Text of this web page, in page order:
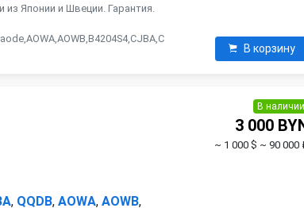
Японии и Швеции. Гарантия.
В корзину
, QQDB,AOWA,AOWB,
В наличии
3 000
~ 1 000 $ ~ 90 000